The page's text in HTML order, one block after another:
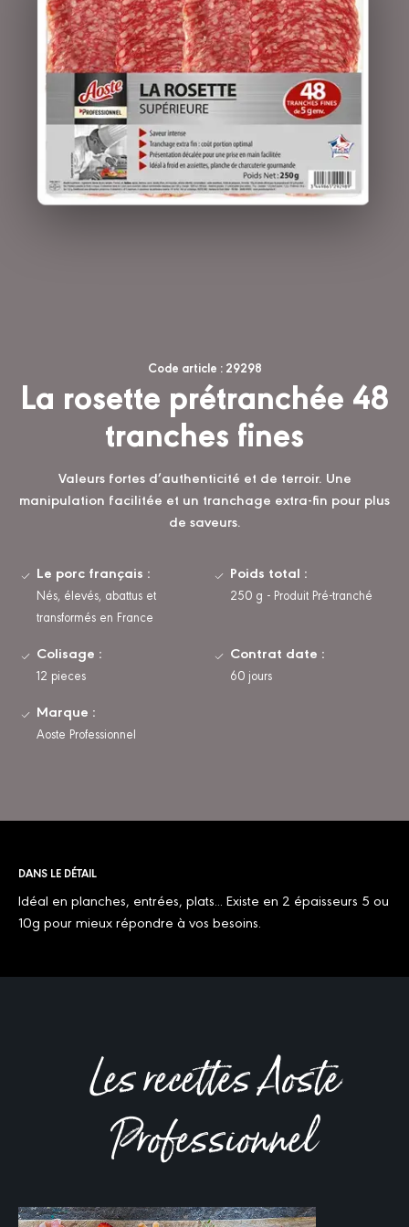
Code article : 29298
La rosette prétranchée 48
tranches fines
Valeurs fortes d’authenticité et de terroir. Une
manipulation facilitée et un tranchage extra-fin pour plus
de saveurs.
Le porc français :
Nés, élevés, abattus et
transformés en France
Poids total :
250 g - Produit Pré-tranché
Colisage :
12 pieces
Contrat date :
60 jours
Marque :
Aoste Professionnel
DANS LE DÉTAIL
Idéal en planches, entrées, plats... Existe en 2 épaisseurs 5 ou
10g pour mieux répondre à vos besoins.
Les recettes Aoste
Professionnel